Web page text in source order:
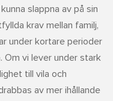
slappna av på sin
krav mellan familj,
under kortare perioder
Om vi lever under stark
till vila och
av mer ihållande